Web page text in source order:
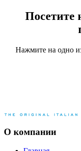
Посетите
Нажмите на одно
О компании